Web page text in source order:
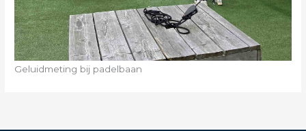
Geluidmeting bij padelbaan